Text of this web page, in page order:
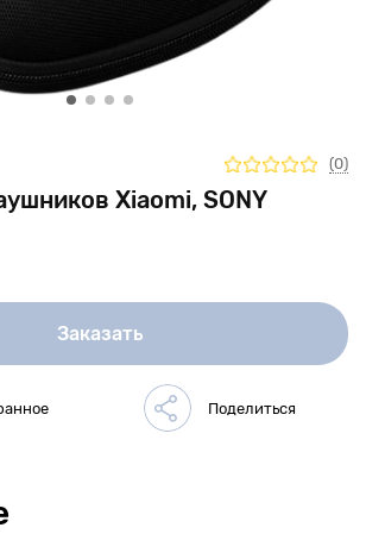
Xiaomi, SONY
(0)
Заказать